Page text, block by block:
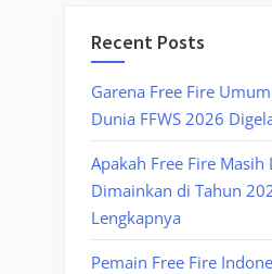
Recent Posts
Garena Free Fire
Dunia FFWS 2026
Apakah Free Fire Masih
Dimainkan di Tahun
Lengkapnya
Pemain Free Fire